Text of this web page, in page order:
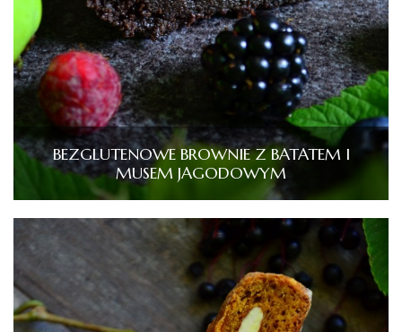
BEZGLUTENOWE BROWNIE Z BATATEM I
MUSEM JAGODOWYM